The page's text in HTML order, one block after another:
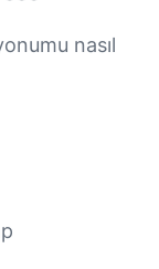
nasıl